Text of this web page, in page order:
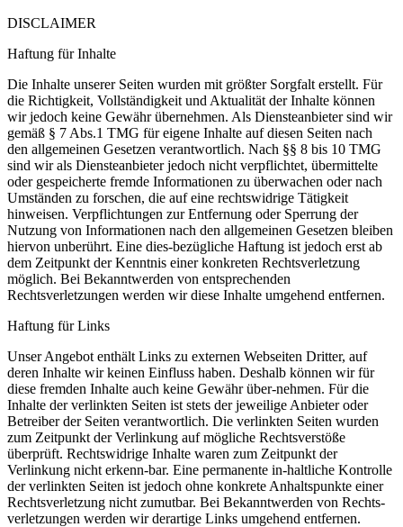
DISCLAIMER
Haftung für Inhalte
Die Inhalte unserer Seiten wurden mit größter Sorgfalt erstellt. Für
die Richtigkeit, Vollständigkeit und Aktualität der Inhalte können
wir jedoch keine Gewähr übernehmen. Als Diensteanbieter sind wir
gemäß § 7 Abs.1 TMG für eigene Inhalte auf diesen Seiten nach
den allgemeinen Gesetzen verantwortlich. Nach §§ 8 bis 10 TMG
sind wir als Diensteanbieter jedoch nicht verpflichtet, übermittelte
oder gespeicherte fremde Informationen zu überwachen oder nach
Umständen zu forschen, die auf eine rechtswidrige Tätigkeit
hinweisen. Verpflichtungen zur Entfernung oder Sperrung der
Nutzung von Informationen nach den allgemeinen Gesetzen bleiben
hiervon unberührt. Eine dies-bezügliche Haftung ist jedoch erst ab
dem Zeitpunkt der Kenntnis einer konkreten Rechtsverletzung
möglich. Bei Bekanntwerden von entsprechenden
Rechtsverletzungen werden wir diese Inhalte umgehend entfernen.
Haftung für Links
Unser Angebot enthält Links zu externen Webseiten Dritter, auf
deren Inhalte wir keinen Einfluss haben. Deshalb können wir für
diese fremden Inhalte auch keine Gewähr über-nehmen. Für die
Inhalte der verlinkten Seiten ist stets der jeweilige Anbieter oder
Betreiber der Seiten verantwortlich. Die verlinkten Seiten wurden
zum Zeitpunkt der Verlinkung auf mögliche Rechtsverstöße
überprüft. Rechtswidrige Inhalte waren zum Zeitpunkt der
Verlinkung nicht erkenn-bar. Eine permanente in-haltliche Kontrolle
der verlinkten Seiten ist jedoch ohne konkrete Anhaltspunkte einer
Rechts­ver­letzung nicht zumutbar. Bei Bekanntwerden von Rechts­
verletzungen werden wir derartige Links umgehend entfernen.